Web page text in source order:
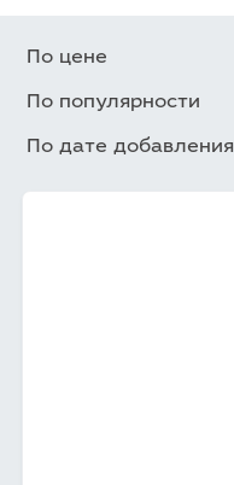
По цене
По популярности
По дате добавления